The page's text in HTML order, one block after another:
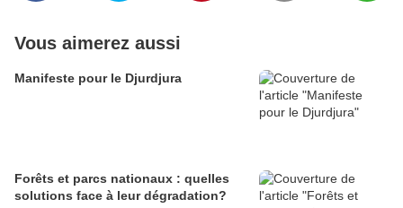
Vous aimerez aussi
Manifeste pour le Djurdjura
Forêts et parcs nationaux : quelles
solutions face à leur dégradation?